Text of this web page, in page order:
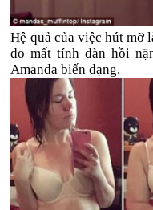
Hệ quả của việc hút mỡ
do mất tính đàn hồi
Amanda biến dạng.